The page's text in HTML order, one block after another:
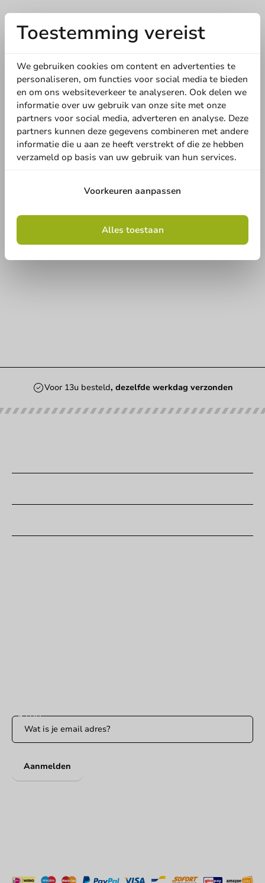
Voor 13u besteld, dezelfde werkdag verzonden
Aanmelden
Toestemming vereist
We gebruiken cookies om content en advertenties te
personaliseren, om functies voor social media te bieden
en om ons websiteverkeer te analyseren. Ook delen we
informatie over uw gebruik van onze site met onze
partners voor social media, adverteren en analyse. Deze
partners kunnen deze gegevens combineren met andere
informatie die u aan ze heeft verstrekt of die ze hebben
verzameld op basis van uw gebruik van hun services.
Voorkeuren aanpassen
Alles toestaan